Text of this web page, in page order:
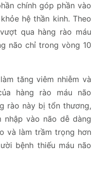
chính góp phần vào
hệ thần kinh. Theo
qua hàng rào máu
não chỉ trong vòng 10
tăng viêm nhiễm và
hàng rào máu não
rào này bị tổn thương,
vào não dễ dàng
và làm trầm trọng hơn
bệnh thiếu máu não